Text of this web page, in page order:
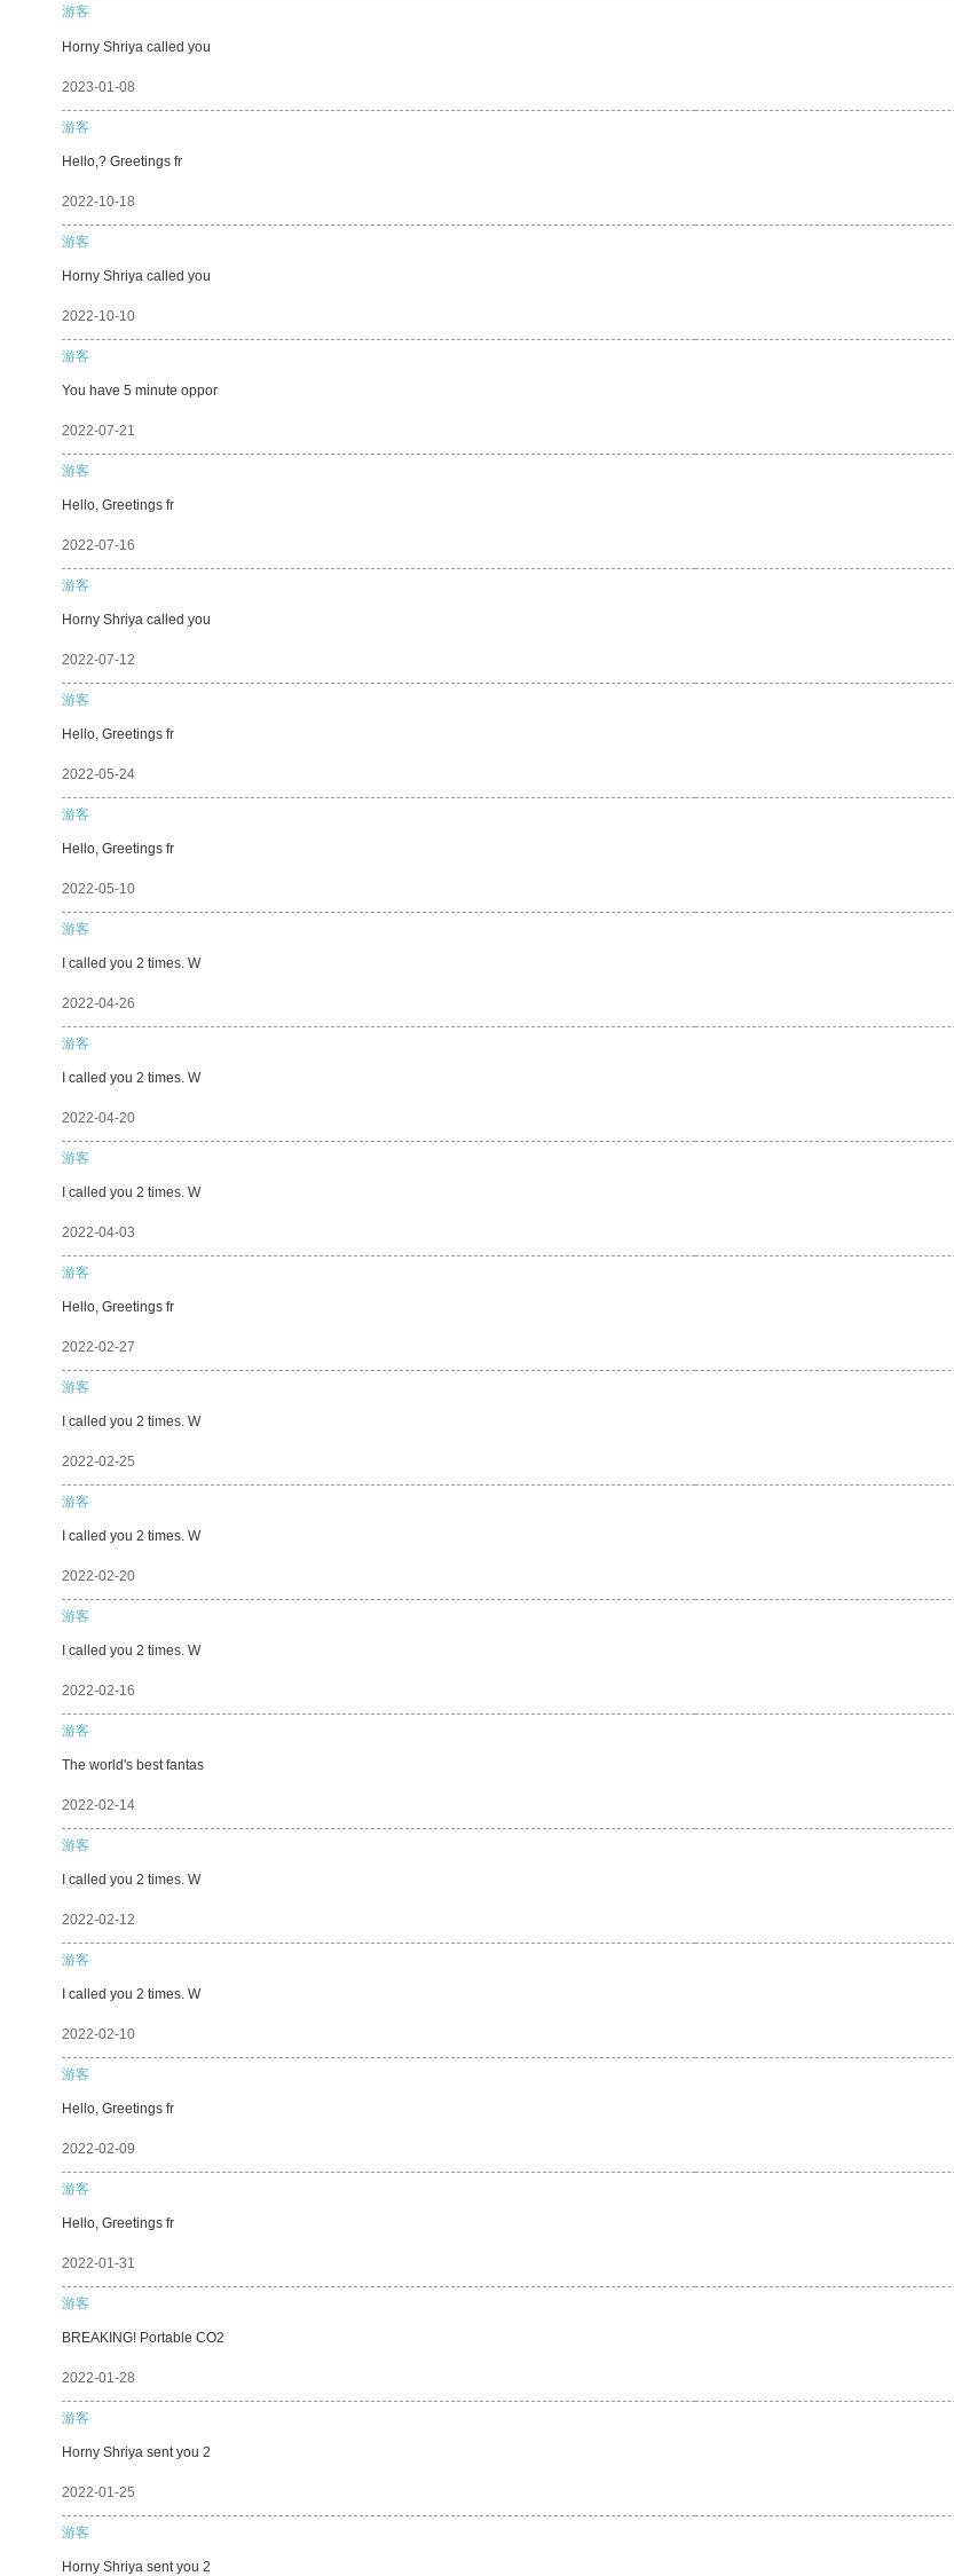
游客
Horny Shriya called you
2023-01-08
游客
Hello,? Greetings fr
2022-10-18
游客
Horny Shriya called you
2022-10-10
游客
You have 5 minute oppor
2022-07-21
游客
Hello, Greetings fr
2022-07-16
游客
Horny Shriya called you
2022-07-12
游客
Hello, Greetings fr
2022-05-24
游客
Hello, Greetings fr
2022-05-10
游客
I called you 2 times. W
2022-04-26
游客
I called you 2 times. W
2022-04-20
游客
I called you 2 times. W
2022-04-03
游客
Hello, Greetings fr
2022-02-27
游客
I called you 2 times. W
2022-02-25
游客
I called you 2 times. W
2022-02-20
游客
I called you 2 times. W
2022-02-16
游客
The world's best fantas
2022-02-14
游客
I called you 2 times. W
2022-02-12
游客
I called you 2 times. W
2022-02-10
游客
Hello, Greetings fr
2022-02-09
游客
Hello, Greetings fr
2022-01-31
游客
BREAKING! Portable CO2
2022-01-28
游客
Horny Shriya sent you 2
2022-01-25
游客
Horny Shriya sent you 2